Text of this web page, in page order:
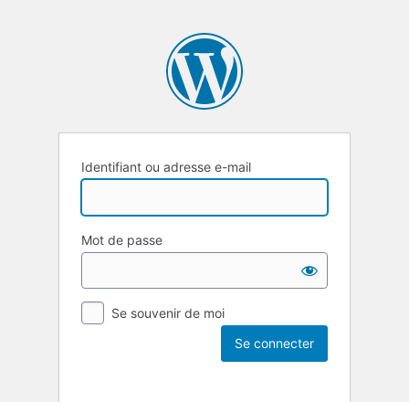
Identifiant ou adresse e-mail
Mot de passe
Se souvenir de moi